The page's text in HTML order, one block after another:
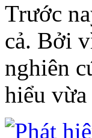
Trước
cả. Bởi
nghiên
hiểu